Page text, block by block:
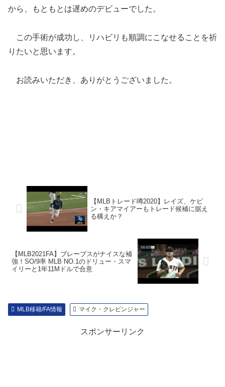
から、もともとは遅めのデビューでした。
この手術が成功し、リハビリも順調にこなせることを祈
りたいと思います。
お読みいただき、ありがとうございました。
【MLBトレード噂2020】レイズ、ケビ
ン・キアマイアーもトレード候補に据え
る構えか？
【MLB2021FA】ブレーブスがナイスな補
強！SO/9率 MLB NO.1のドリュー・スマ
イリーと1年11Mドルで合意
MLB移籍/FA情報 マイク・クレビンジャー
スポンサーリンク